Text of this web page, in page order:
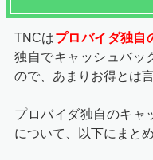
TNCはプロバイダ独自
独自でキャッシュバッ
ので、あまりお得とは
プロバイダ独自のキャ
について、以下にまとめ